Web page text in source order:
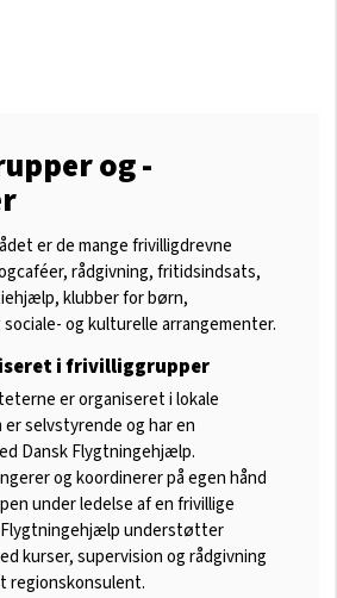
og -
er de mange frivilligdrevne
rådgivning, fritidsindsats,
klubber for børn,
og kulturelle arrangementer.
i frivilliggrupper
er organiseret i lokale
selvstyrende og har en
Dansk Flygtningehjælp.
og koordinerer på egen hånd
under ledelse af en frivillige
Flygtningehjælp understøtter
kurser, supervision og rådgivning
regionskonsulent.